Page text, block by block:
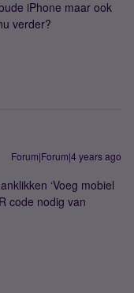
iPhone maar ook
verder?
Forum|Forum|4 years ago
‘Voeg mobiel
code nodig van